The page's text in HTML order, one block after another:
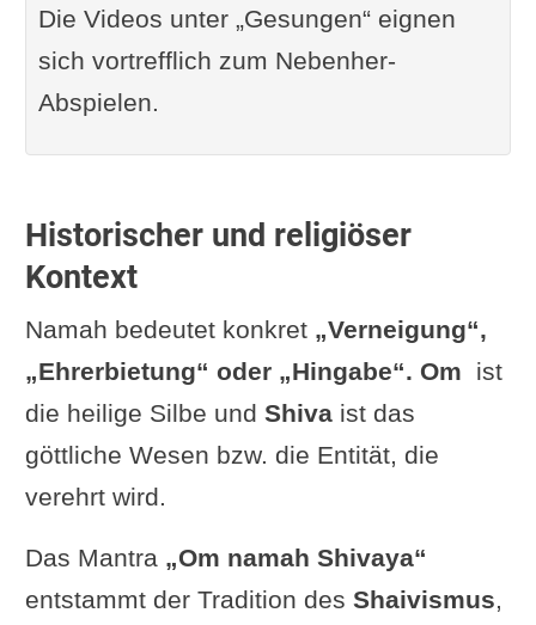
Die Videos unter „Gesungen“ eignen
sich vortrefflich zum Nebenher-
Abspielen.
Historischer und religiöser
Kontext
Namah bedeutet konkret „Verneigung“,
„Ehrerbietung“ oder „Hingabe“. Om
ist
die heilige Silbe und Shiva ist das
göttliche Wesen bzw. die Entität, die
verehrt wird.
Das Mantra „Om namah Shivaya“
entstammt der Tradition des Shaivismus,